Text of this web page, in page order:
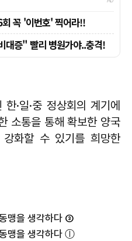
·일·중 정상회의 계기에
소통을 통해 확보한 양국
화할 수 있기를 희망한
맹을 생각하다 ③
맹을 생각하다 ⓛ